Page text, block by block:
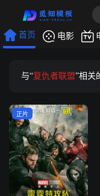
首页 电影
与“复仇者联盟”相关
正片